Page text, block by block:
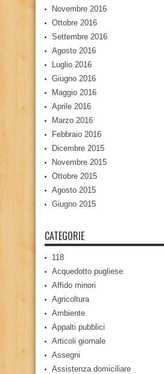
Novembre 2016
Ottobre 2016
Settembre 2016
Agosto 2016
Luglio 2016
Giugno 2016
Maggio 2016
Aprile 2016
Marzo 2016
Febbraio 2016
Dicembre 2015
Novembre 2015
Ottobre 2015
Agosto 2015
Giugno 2015
CATEGORIE
118
Acquedotto pugliese
Affido minori
Agricoltura
Ambiente
Appalti pubblici
Articoli giornale
Assegni
Assistenza domiciliare